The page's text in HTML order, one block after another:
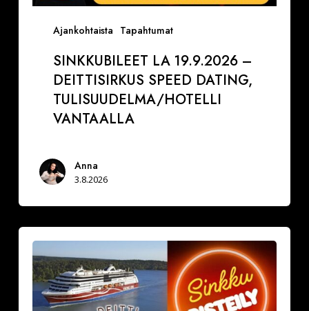
Ajankohtaista Tapahtumat
SINKKUBILEET LA 19.9.2026 –
DEITTISIRKUS SPEED DATING,
TULISUUDELMA/HOTELLI
VANTAALLA
Anna
3.8.2026
29.8.2026
Varaa
paikkasi